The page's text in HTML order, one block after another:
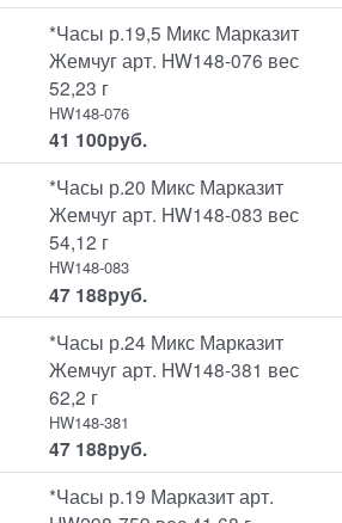
*Часы р.19,5 Микс Марказит
Жемчуг арт. HW148-076 вес
52,23 г
HW148-076
41 100руб.
*Часы р.20 Микс Марказит
Жемчуг арт. HW148-083 вес
54,12 г
HW148-083
47 188руб.
*Часы р.24 Микс Марказит
Жемчуг арт. HW148-381 вес
62,2 г
HW148-381
47 188руб.
*Часы р.19 Марказит арт.